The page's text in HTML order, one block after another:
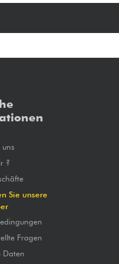
?
Sie unsere
Fragen
Daten